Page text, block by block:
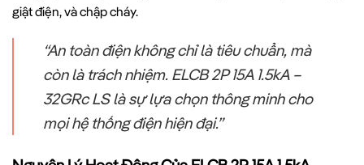
giật điện, và chập cháy.
“An toàn điện không chỉ là tiêu chuẩn, mà
còn là trách nhiệm. ELCB 2P 15A 1.5kA –
32GRc LS là sự lựa chọn thông minh cho
mọi hệ thống điện hiện đại.”